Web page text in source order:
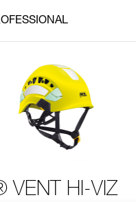
VENT HI-VIZ